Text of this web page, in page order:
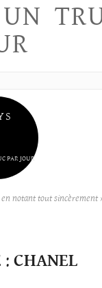
PAR JOUR
notant tout sincèrement
: CHANEL